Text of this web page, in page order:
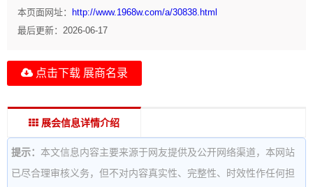
本页面网址：
http://www.1968w.com/a/30838.html
最后更新： 2026-06-17
点击下载 展商名录
展会信息详情介绍
提示： 本文信息内容主要来源于网友提供及公开网络渠道，本网站
已尽合理审核义务，但不对内容真实性、完整性、时效性作任何担